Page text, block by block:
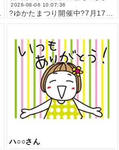
2026-08-06 10:07:36
ハ○○さん